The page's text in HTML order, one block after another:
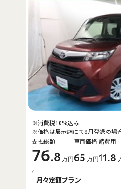
支払総額
76.8 万円
車両価格
65 万円
諸費用
11.8
※消費税10%込み
※価格は展示店にて8月登録の場
月々定額プラン